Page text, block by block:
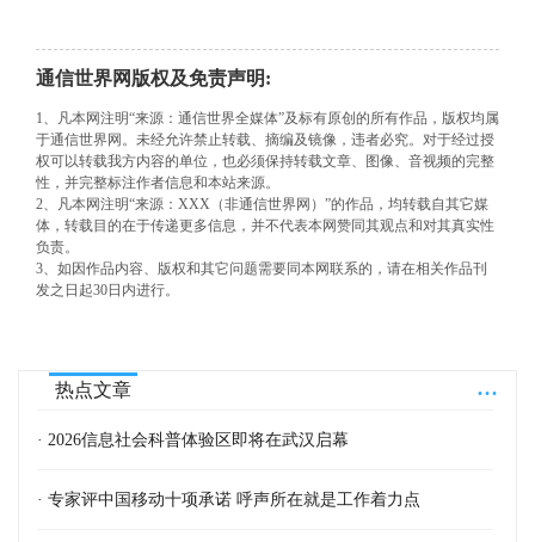
通信世界网版权及免责声明:
1、凡本网注明“来源：通信世界全媒体”及标有原创的所有作品，版权均属
于通信世界网。未经允许禁止转载、摘编及镜像，违者必究。对于经过授
权可以转载我方内容的单位，也必须保持转载文章、图像、音视频的完整
性，并完整标注作者信息和本站来源。
2、凡本网注明“来源：XXX（非通信世界网）”的作品，均转载自其它媒
体，转载目的在于传递更多信息，并不代表本网赞同其观点和对其真实性
负责。
3、如因作品内容、版权和其它问题需要同本网联系的，请在相关作品刊
发之日起30日内进行。
...
热点文章
· 2026信息社会科普体验区即将在武汉启幕
· 专家评中国移动十项承诺 呼声所在就是工作着力点